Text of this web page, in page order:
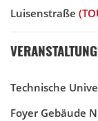
Luisenstraße
Technische
Foyer Gebäude